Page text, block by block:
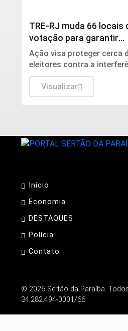
TRE-RJ muda 66 locais
votação para garantir
segurança nas eleições
combater o crime
Ação visa proteger cerca
eleitores contra a
milícias e facções em 20
municípios do estado do
Janeiro.
Visualizar
Início
Economia
DESTAQUES
Polícia
Contato
© 2026 Sertão da Paraíba.
34.282.494-0001/66
Termos de Uso e
Esse site utiliza
com nossos Termos